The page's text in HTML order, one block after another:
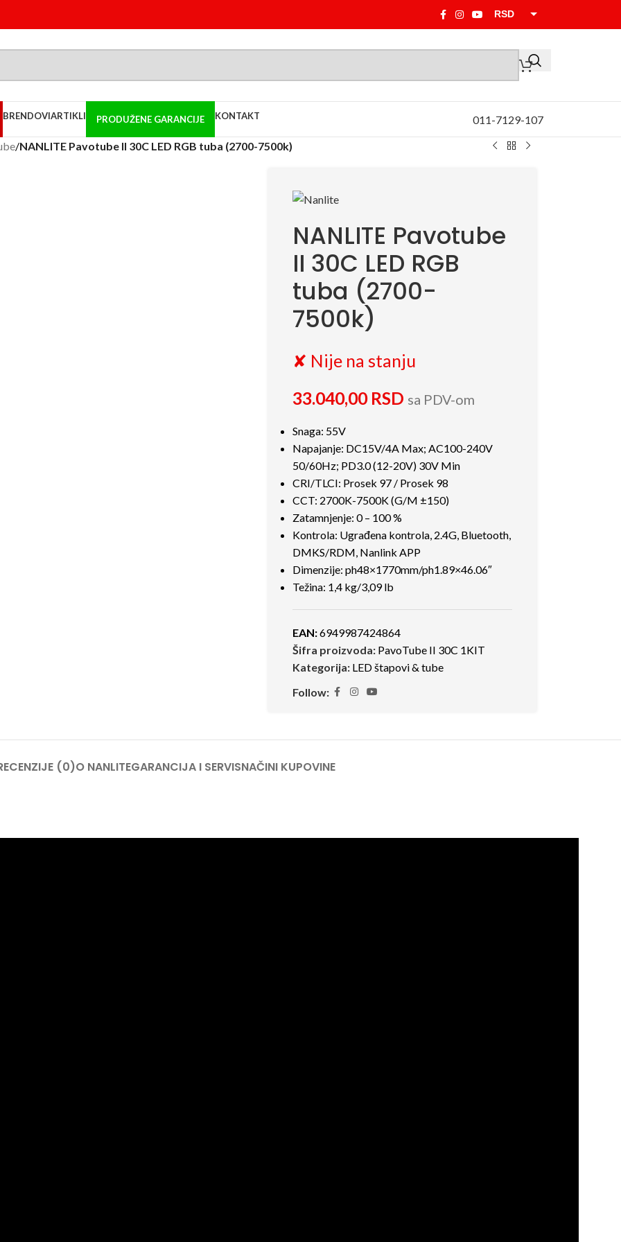
RSD
BRENDOVIARTIKLI PRODUŽENE GARANCIJE KONTAKT 011-7129-107
/NANLITE Pavotube II 30C LED RGB tuba (2700-7500k)
NANLITE Pavotube
II 30C LED RGB
tuba (2700-
7500k)
✘ Nije na stanju
33.040,00 RSD sa PDV-om
Snaga: 55V
Napajanje: DC15V/4A Max; AC100-240V
50/60Hz; PD3.0 (12-20V) 30V Min
CRI/TLCI: Prosek 97 / Prosek 98
CCT: 2700K-7500K (G/M ±150)
Zatamnjenje: 0 – 100 %
Kontrola: Ugrađena kontrola, 2.4G, Bluetooth,
DMKS/RDM, Nanlink APP
Dimenzije: ph48×1770mm/ph1.89×46.06″
Težina: 1,4 kg/3,09 lb
EAN:6949987424864
Šifra proizvoda: PavoTube II 30C 1KIT
Kategorija: LED štapovi & tube
Follow:
(0)O NANLITEGARANCIJA I SERVISNAČINI KUPOVINE